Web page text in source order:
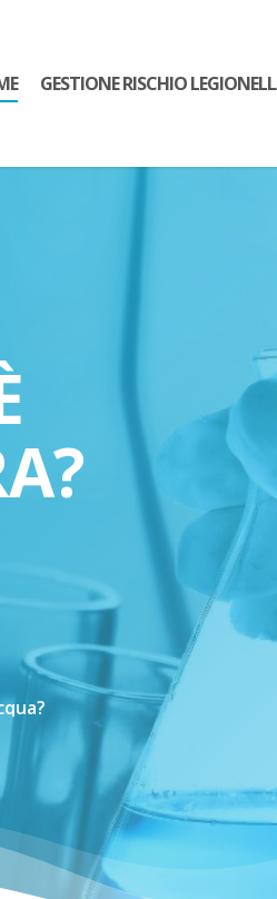
GESTIONE RISCHIO